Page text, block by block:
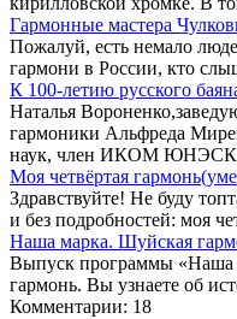
Гармонные мастера
Пожалуй, есть немало
гармони в России, кто
К 100-летию русского
Наталья
гармоники Альфреда
наук, член ИКОМ
Моя четвёртая
Здравствуйте! Не буду
и без подробностей: моя
Наша марка. Шуйская
Выпуск программы «Наша
гармонь. Вы узнаете об
Комментарии: 18